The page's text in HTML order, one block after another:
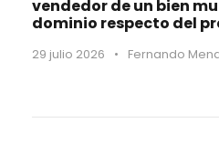
vendedor de un bien
dominio respecto del
29 julio 2026 • Fernando